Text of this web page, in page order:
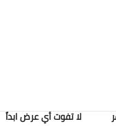
لا تفوت أي عرض ابداً